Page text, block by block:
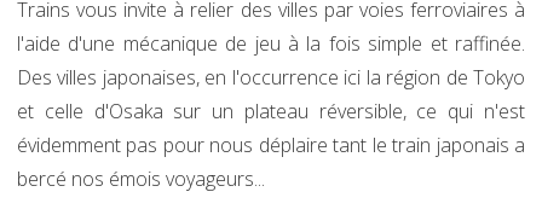
Trains vous invite à relier des villes par voies ferroviaires à
l'aide d'une mécanique de jeu à la fois simple et raffinée.
Des villes japonaises, en l'occurrence ici la région de Tokyo
et celle d'Osaka sur un plateau réversible, ce qui n'est
évidemment pas pour nous déplaire tant le train japonais a
bercé nos émois voyageurs...